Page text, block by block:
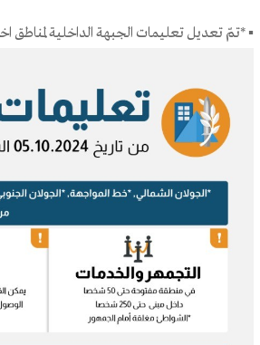
▪️ *تمّ تعديل تعليمات الجبهة الداخلية لمناطق